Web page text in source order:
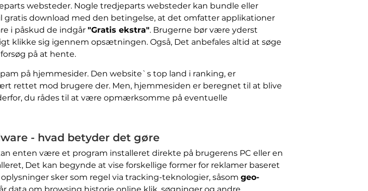
websteder. Nogle tredjeparts websteder kan bundle eller
download med den betingelse, at det omfatter applikationer
i påskud de indgår "Gratis ekstra". Brugerne bør være yderst
klikke sig igennem opsætningen. Også, Det anbefales altid at søge
på at hente.
på hjemmesider. Den website`s top land i ranking, er
rettet mod brugere der. Men, hjemmesiden er beregnet til at blive
du rådes til at være opmærksomme på eventuelle
- hvad betyder det gøre
enten være et program installeret direkte på brugerens PC eller en
Det kan begynde at vise forskellige former for reklamer baseret
sker som regel via tracking-teknologier, såsom geo-